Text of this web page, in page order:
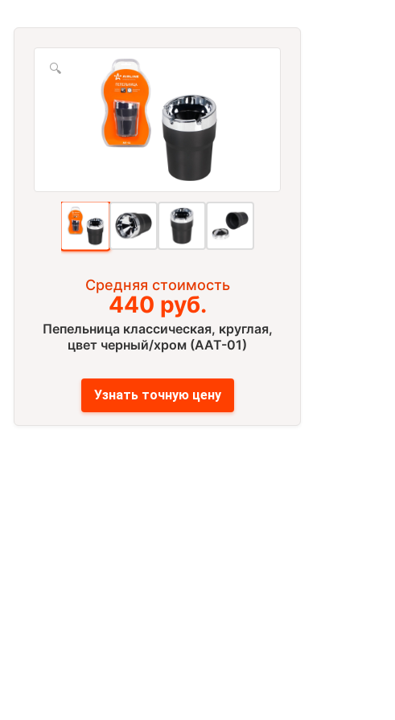
🔍
Средняя стоимость
440 руб.
Пепельница классическая, круглая,
цвет черный/хром (AAT-01)
Узнать точную цену